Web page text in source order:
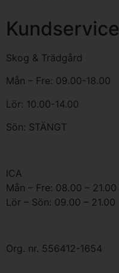
Kundservice
Skog & Trädgård
Mån – Fre: 09.00-18.00
Lör: 10.00-14.00
Sön: STÄNGT
ICA
Mån – Fre: 08.00 – 21.00
Lör – Sön: 09.00 – 21.00
Org. nr. 556412-1654